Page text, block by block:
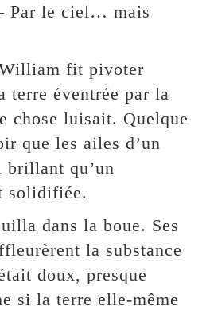
Par le ciel… mais
fit pivoter
terre éventrée par la
chose luisait. Quelque
que les ailes d’un
brillant qu’un
solidifiée.
dans la boue. Ses
la substance
doux, presque
si la terre elle-même